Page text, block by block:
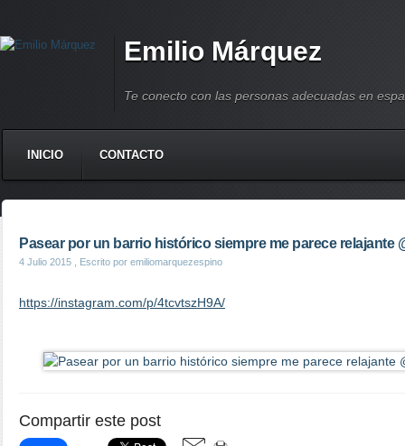
Emilio Márquez
Te conecto con las personas adecuadas en
INICIO CONTACTO
Pasear por un barrio histórico siempre me parece relajante
4 Julio 2015 , Escrito por emiliomarquezespino
https://instagram.com/p/4tcvtszH9A/
Compartir este post